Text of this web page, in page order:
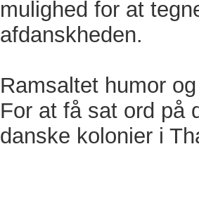
mulighed for at
afdanskheden.
Ramsaltet humor
For at få sat ord på
danske kolonier i